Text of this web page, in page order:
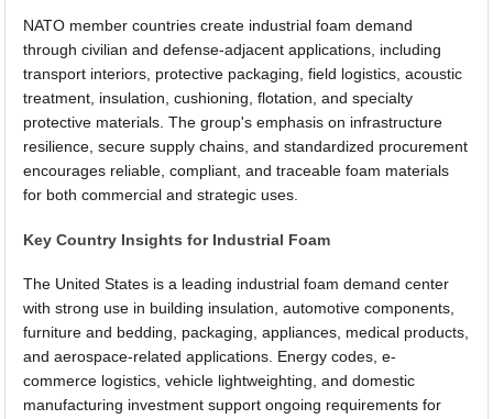
NATO member countries create industrial foam demand
through civilian and defense-adjacent applications, including
transport interiors, protective packaging, field logistics, acoustic
treatment, insulation, cushioning, flotation, and specialty
protective materials. The group's emphasis on infrastructure
resilience, secure supply chains, and standardized procurement
encourages reliable, compliant, and traceable foam materials
for both commercial and strategic uses.
Key Country Insights for Industrial Foam
The United States is a leading industrial foam demand center
with strong use in building insulation, automotive components,
furniture and bedding, packaging, appliances, medical products,
and aerospace-related applications. Energy codes, e-
commerce logistics, vehicle lightweighting, and domestic
manufacturing investment support ongoing requirements for